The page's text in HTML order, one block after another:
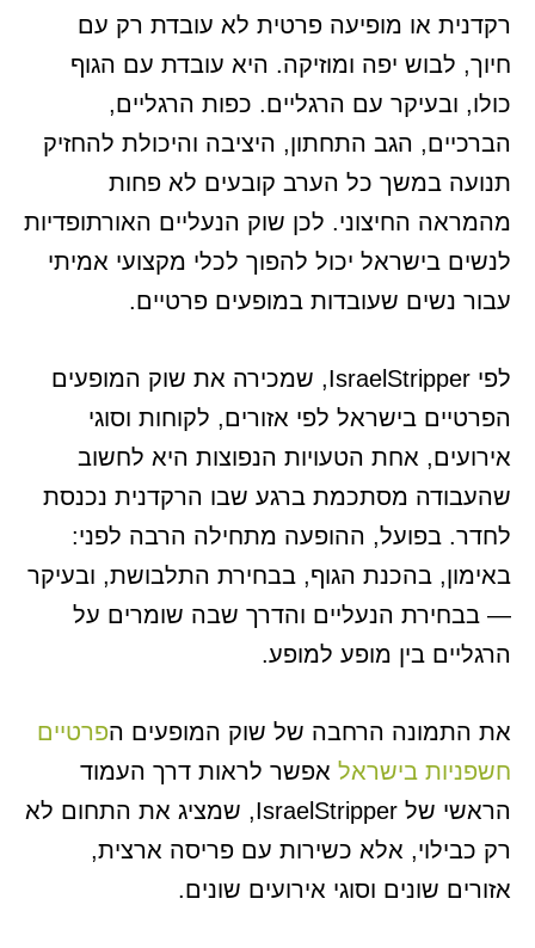
רקדנית או מופיעה פרטית לא עובדת רק עם
חיוך, לבוש יפה ומוזיקה. היא עובדת עם הגוף
כולו, ובעיקר עם הרגליים. כפות הרגליים,
הברכיים, הגב התחתון, היציבה והיכולת להחזיק
תנועה במשך כל הערב קובעים לא פחות
מהמראה החיצוני. לכן שוק הנעליים האורתופדיות
לנשים בישראל יכול להפוך לכלי מקצועי אמיתי
עבור נשים שעובדות במופעים פרטיים.
לפי IsraelStripper, שמכירה את שוק המופעים
הפרטיים בישראל לפי אזורים, לקוחות וסוגי
אירועים, אחת הטעויות הנפוצות היא לחשוב
שהעבודה מסתכמת ברגע שבו הרקדנית נכנסת
לחדר. בפועל, ההופעה מתחילה הרבה לפני:
באימון, בהכנת הגוף, בבחירת התלבושת, ובעיקר
— בבחירת הנעליים והדרך שבה שומרים על
הרגליים בין מופע למופע.
את התמונה הרחבה של שוק המופעים הפרטיים
חשפניות בישראל אפשר לראות דרך העמוד
הראשי של IsraelStripper, שמציג את התחום לא
רק כבילוי, אלא כשירות עם פריסה ארצית,
אזורים שונים וסוגי אירועים שונים.